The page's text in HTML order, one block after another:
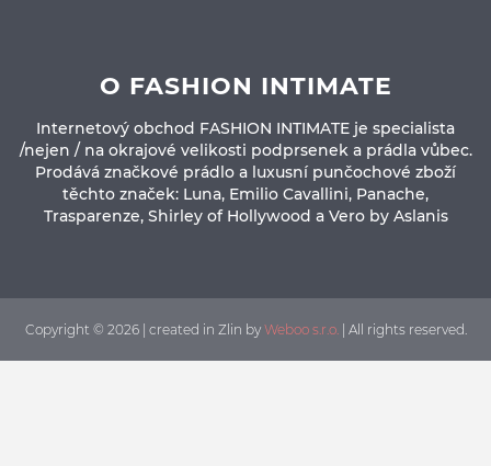
O FASHION INTIMATE
Internetový obchod FASHION INTIMATE je specialista
/nejen / na okrajové velikosti podprsenek a prádla vůbec.
Prodává značkové prádlo a luxusní punčochové zboží
těchto značek: Luna, Emilio Cavallini, Panache,
Trasparenze, Shirley of Hollywood a Vero by Aslanis
Copyright © 2026 | created in Zlin by Weboo s.r.o. | All rights reserved.